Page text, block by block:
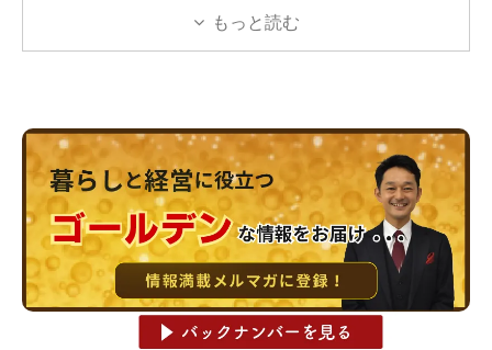
もっと読む